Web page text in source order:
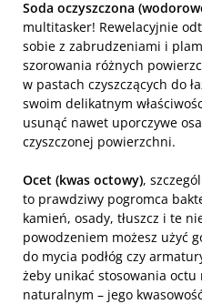
Soda oczyszczona
multitasker! Rewelacyjnie
sobie z zabrudzeniami i
szorowania różnych
w pastach czyszczących do
swoim delikatnym
usunąć nawet uporczywe
czyszczonej powierzchni.
Ocet (kwas octowy),
to prawdziwy pogromca
kamień, osady, tłuszcz i te
powodzeniem możesz użyć
do mycia podłóg czy
żeby unikać stosowania
naturalnym – jego